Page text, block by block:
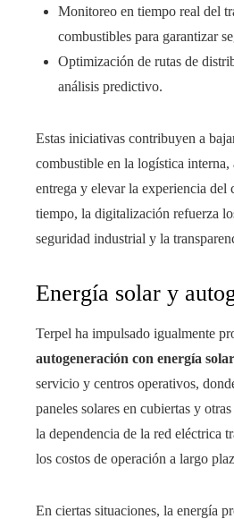
Monitoreo en tiempo real del
combustibles para garantizar
Optimización de rutas de
análisis predictivo.
Estas iniciativas contribuyen a
combustible en la logística interna,
entrega y elevar la experiencia del
tiempo, la digitalización refuerza
seguridad industrial y la
Energía solar y
Terpel ha impulsado igualmente
autogeneración con energía solar
servicio y centros operativos,
paneles solares en cubiertas y
la dependencia de la red eléctrica
los costos de operación a largo
En ciertas situaciones, la energía